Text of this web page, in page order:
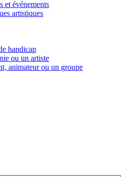
et événements
artistiques
handicap
ou un artiste
animateur ou un groupe